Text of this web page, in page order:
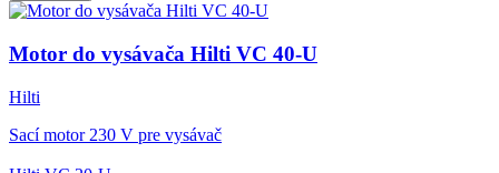
Motor do vysávača Hilti VC 40-U
Hilti
Sací motor 230 V pre vysávač